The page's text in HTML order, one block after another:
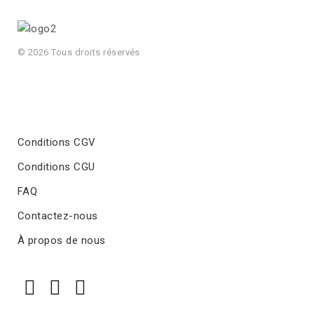
© 2026 Tous droits réservés
Conditions CGV
Conditions CGU
FAQ
Contactez-nous
À propos de nous